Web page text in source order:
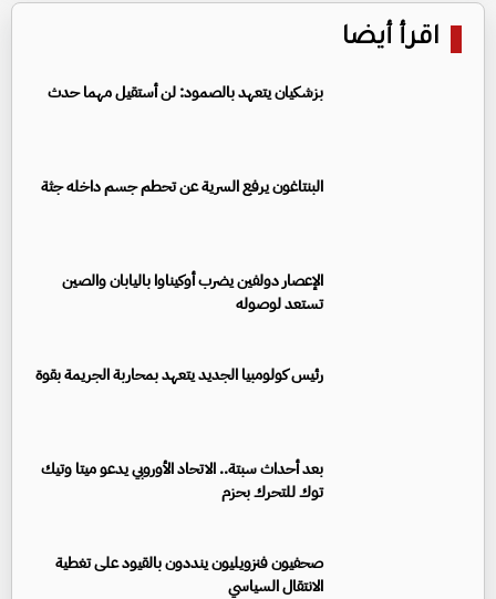
اقرأ أيضا
بزشكيان يتعهد بالصمود: لن أستقيل مهما حدث
البنتاغون يرفع السرية عن تحطم جسم داخله جثة
الإعصار دولفين يضرب أوكيناوا باليابان والصين
تستعد لوصوله
رئيس كولومبيا الجديد يتعهد بمحاربة الجريمة بقوة
بعد أحداث سبتة.. الاتحاد الأوروبي يدعو ميتا وتيك
توك للتحرك بحزم
صحفيون فنزويليون ينددون بالقيود على تغطية
الانتقال السياسي